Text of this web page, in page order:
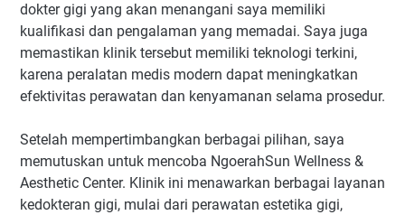
dokter gigi yang akan menangani saya memiliki
kualifikasi dan pengalaman yang memadai. Saya juga
memastikan klinik tersebut memiliki teknologi terkini,
karena peralatan medis modern dapat meningkatkan
efektivitas perawatan dan kenyamanan selama prosedur.
Setelah mempertimbangkan berbagai pilihan, saya
memutuskan untuk mencoba NgoerahSun Wellness &
Aesthetic Center. Klinik ini menawarkan berbagai layanan
kedokteran gigi, mulai dari perawatan estetika gigi,